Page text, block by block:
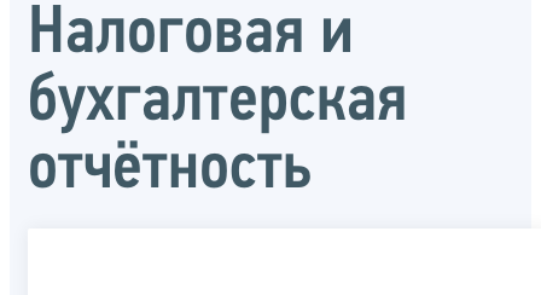
Налоговая и
бухгалтерская
отчётность